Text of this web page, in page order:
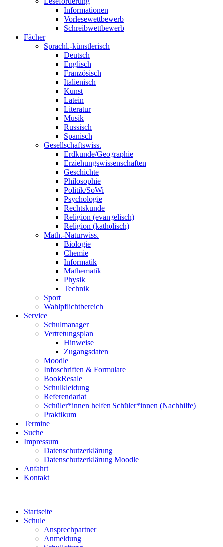
Informationen
Vorlesewettbewerb
Schreibwettbewerb
Fächer
Sprachl.-künstlerisch
Deutsch
Englisch
Französisch
Italienisch
Kunst
Latein
Literatur
Musik
Russisch
Spanisch
Gesellschaftswiss.
Erdkunde/Geographie
Erziehungswissenschaften
Geschichte
Philosophie
Politik/SoWi
Psychologie
Rechtskunde
Religion (evangelisch)
Religion (katholisch)
Math.-Naturwiss.
Biologie
Chemie
Informatik
Mathematik
Physik
Technik
Sport
Wahlpflichtbereich
Service
Schulmanager
Vertretungsplan
Hinweise
Zugangsdaten
Moodle
Infoschriften & Formulare
BookResale
Schulkleidung
Referendariat
Schüler*innen helfen Schüler*innen (Nachhilfe)
Praktikum
Termine
Suche
Impressum
Datenschutzerklärung
Datenschutzerklärung Moodle
Anfahrt
Kontakt
Startseite
Schule
Ansprechpartner
Anmeldung